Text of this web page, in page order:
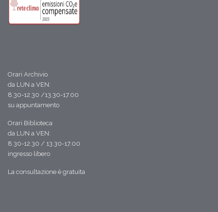
Orari Archivio
da LUN a VEN:
8.30-12.30 /13.30-17.00
su appuntamento
Orari Biblioteca
da LUN a VEN:
8.30-12.30 / 13.30-17.00
ingresso libero
La consultazione è gratuita